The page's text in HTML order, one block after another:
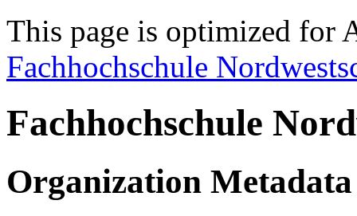
This page is optimized for
Fachhochschule
Fachhochschule
Organization Metadata